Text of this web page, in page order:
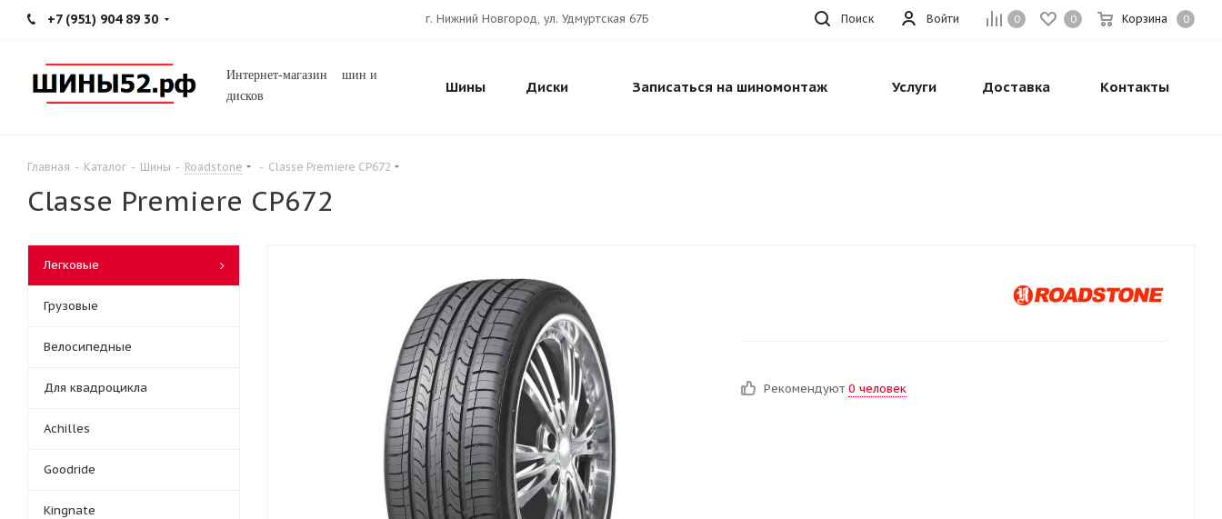
+7 (951) 904 89 30 0 0 Корзина 0
Войти
г. Нижний Новгород, ул. Удмуртская 67Б Поиск
Интернет-магазин шин и
дисков
Шины Диски Записаться на шиномонтаж Услуги Доставка Контакты
Главная - Каталог - Шины - Roadstone - Classe Premiere CP672
Classe Premiere CP672
Рекомендуют 0 человек
Легковые
Грузовые
Велосипедные
Для квадроцикла
Achilles
Goodride
Kingnate